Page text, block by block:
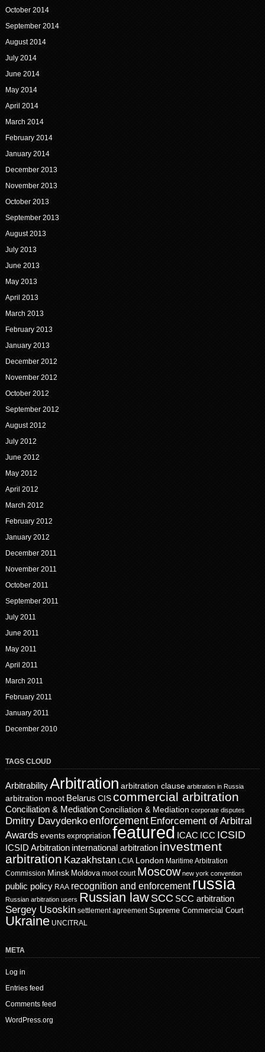
October 2014
September 2014
August 2014
July 2014
June 2014
May 2014
April 2014
March 2014
February 2014
January 2014
December 2013
November 2013
October 2013
September 2013
August 2013
July 2013
June 2013
May 2013
April 2013
March 2013
February 2013
January 2013
December 2012
November 2012
October 2012
September 2012
August 2012
July 2012
June 2012
May 2012
April 2012
March 2012
February 2012
January 2012
December 2011
November 2011
October 2011
September 2011
July 2011
June 2011
May 2011
April 2011
March 2011
February 2011
January 2011
December 2010
TAGS CLOUD
ArbitrabilityArbitration arbitration clause arbitration in Russia
arbitration moot Belarus CIScommercial arbitration
Conciliation & MediationConciliation & Mediation corporate disputes
Dmitry Davydenkoenforcement Enforcement of Arbitral
Awards events expropriation featured ICAC ICC ICSID
ICSID Arbitration international arbitration investment
arbitration Kazakhstan LCIA London Maritime Arbitration
Commission Minsk Moldova moot court Moscow new york convention
public policy RAA recognition and enforcement russia
Russian arbitration users Russian law SCC SCC arbitration
Sergey Usoskin settlement agreement Supreme Commercial Court
Ukraine UNCITRAL
META
Log in
Entries feed
Comments feed
WordPress.org